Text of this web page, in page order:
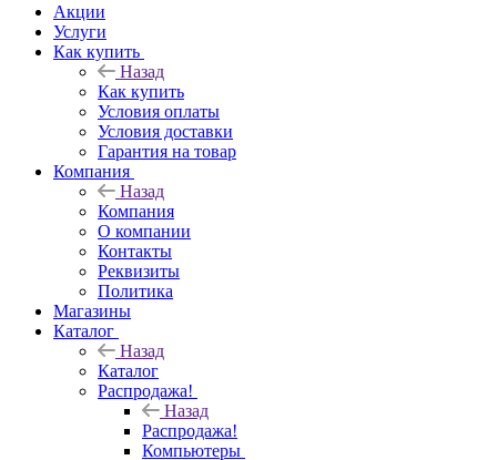
Акции
Услуги
Как купить
Назад
Как купить
Условия оплаты
Условия доставки
Гарантия на товар
Компания
Назад
Компания
О компании
Контакты
Реквизиты
Политика
Магазины
Каталог
Назад
Каталог
Распродажа!
Назад
Распродажа!
Компьютеры